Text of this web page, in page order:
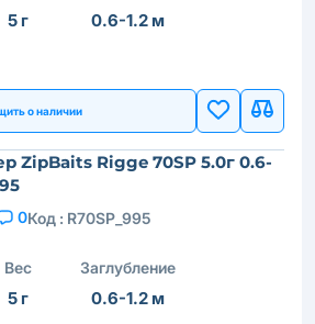
5 г 0.6-1.2 м
о наличии
ZipBaits Rigge 70SP 5.0г 0.6-
0Код : R70SP_995
Вес
5 г
Заглубление
0.6-1.2 м